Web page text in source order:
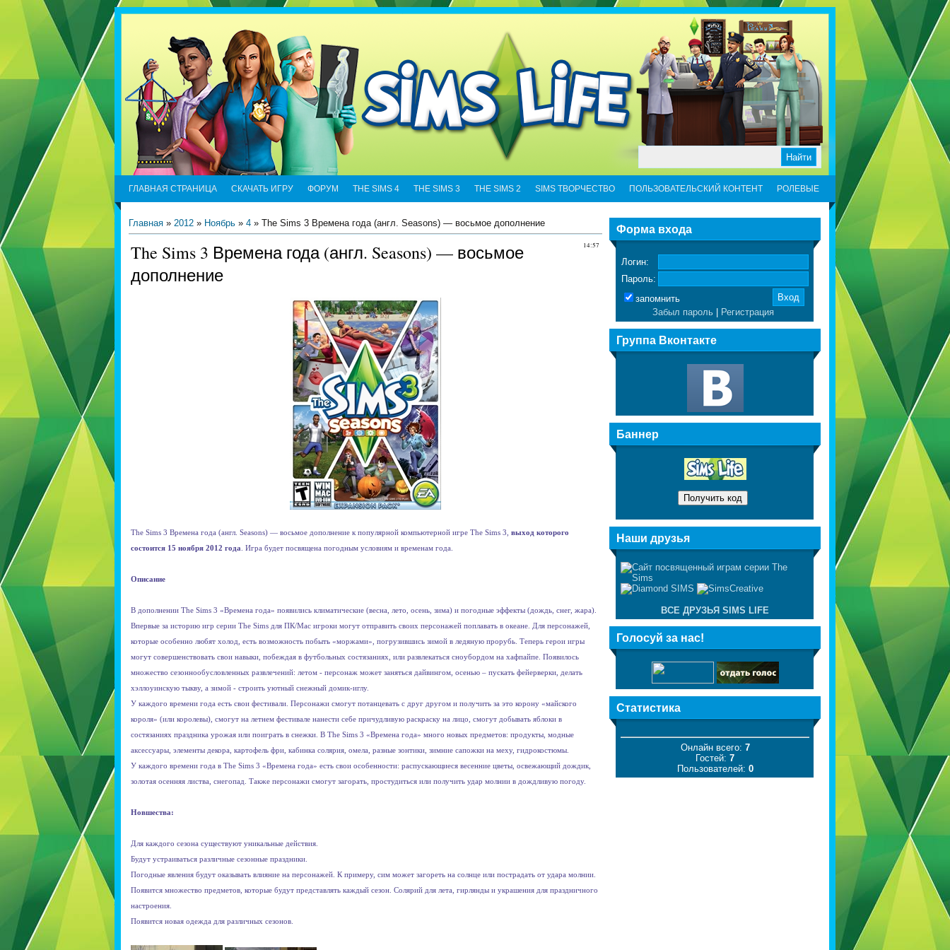
ГЛАВНАЯ СТРАНИЦА СКАЧАТЬ ИГРУ ФОРУМ THE SIMS 4 THE SIMS 3 THE SIMS 2 SIMS ТВОРЧЕСТВО ПОЛЬЗОВАТЕЛЬСКИЙ КОНТЕНТ РОЛЕВЫЕ
Главная » 2012 » Ноябрь » 4 » The Sims 3 Времена года (англ. Seasons) — восьмое дополнение
14:57
The Sims 3 Времена года (англ. Seasons) — восьмое
дополнение
The Sims 3 Времена года (англ. Seasons) — восьмое дополнение к популярной компьютерной игре The Sims 3, выход которого
состоится 15 ноября 2012 года . Игра будет посвящена погодным условиям и временам года.
Описание
В дополнении The Sims 3 «Времена года» появились климатические (весна, лето, осень, зима) и погодные эффекты (дождь, снег, жара).
Впервые за историю игр серии The Sims для ПК/Mac игроки могут отправить своих персонажей поплавать в океане. Для персонажей,
которые особенно любят холод, есть возможность побыть «моржами», погрузившись зимой в ледяную прорубь. Теперь герои игры
могут совершенствовать свои навыки, побеждая в футбольных состязаниях, или развлекаться сноубордом на хафпайпе. Появилось
множество сезоннообусловленных развлечений: летом - персонаж может заняться дайвингом, осенью – пускать фейерверки, делать
хэллоуинскую тыкву, а зимой - строить уютный снежный домик-иглу.
У каждого времени года есть свои фестивали. Персонажи смогут потанцевать с друг другом и получить за это корону «майского
короля» (или королевы), смогут на летнем фестивале нанести себе причудливую раскраску на лицо, смогут добывать яблоки в
состязаниях праздника урожая или поиграть в снежки. В The Sims 3 «Времена года» много новых предметов: продукты, модные
аксессуары, элементы декора, картофель фри, кабинка солярия, омела, разные зонтики, зимние сапожки на меху, гидрокостюмы.
У каждого времени года в The Sims 3 «Времена года» есть свои особенности: распускающиеся весенние цветы, освежающий дождик,
золотая осенняя листва, снегопад. Также персонажи смогут загорать, простудиться или получить удар молнии в дождливую погоду.
Новшества:
Для каждого сезона существуют уникальные действия.
Будут устраиваться различные сезонные праздники.
Погодные явления будут оказывать влияние на персонажей. К примеру, сим может загореть на солнце или пострадать от удара молнии.
Появится множество предметов, которые будут представлять каждый сезон. Солярий для лета, гирлянды и украшения для праздничного
настроения.
Появится новая одежда для различных сезонов.
Форма входа
Логин:
Пароль:
запомнить
Забыл пароль| Регистрация
Группа Вконтакте
Баннер
Наши друзья
ВСЕ ДРУЗЬЯ SIMS LIFE
Голосуй за нас!
Статистика
Онлайн всего: 7
Гостей: 7
Пользователей: 0